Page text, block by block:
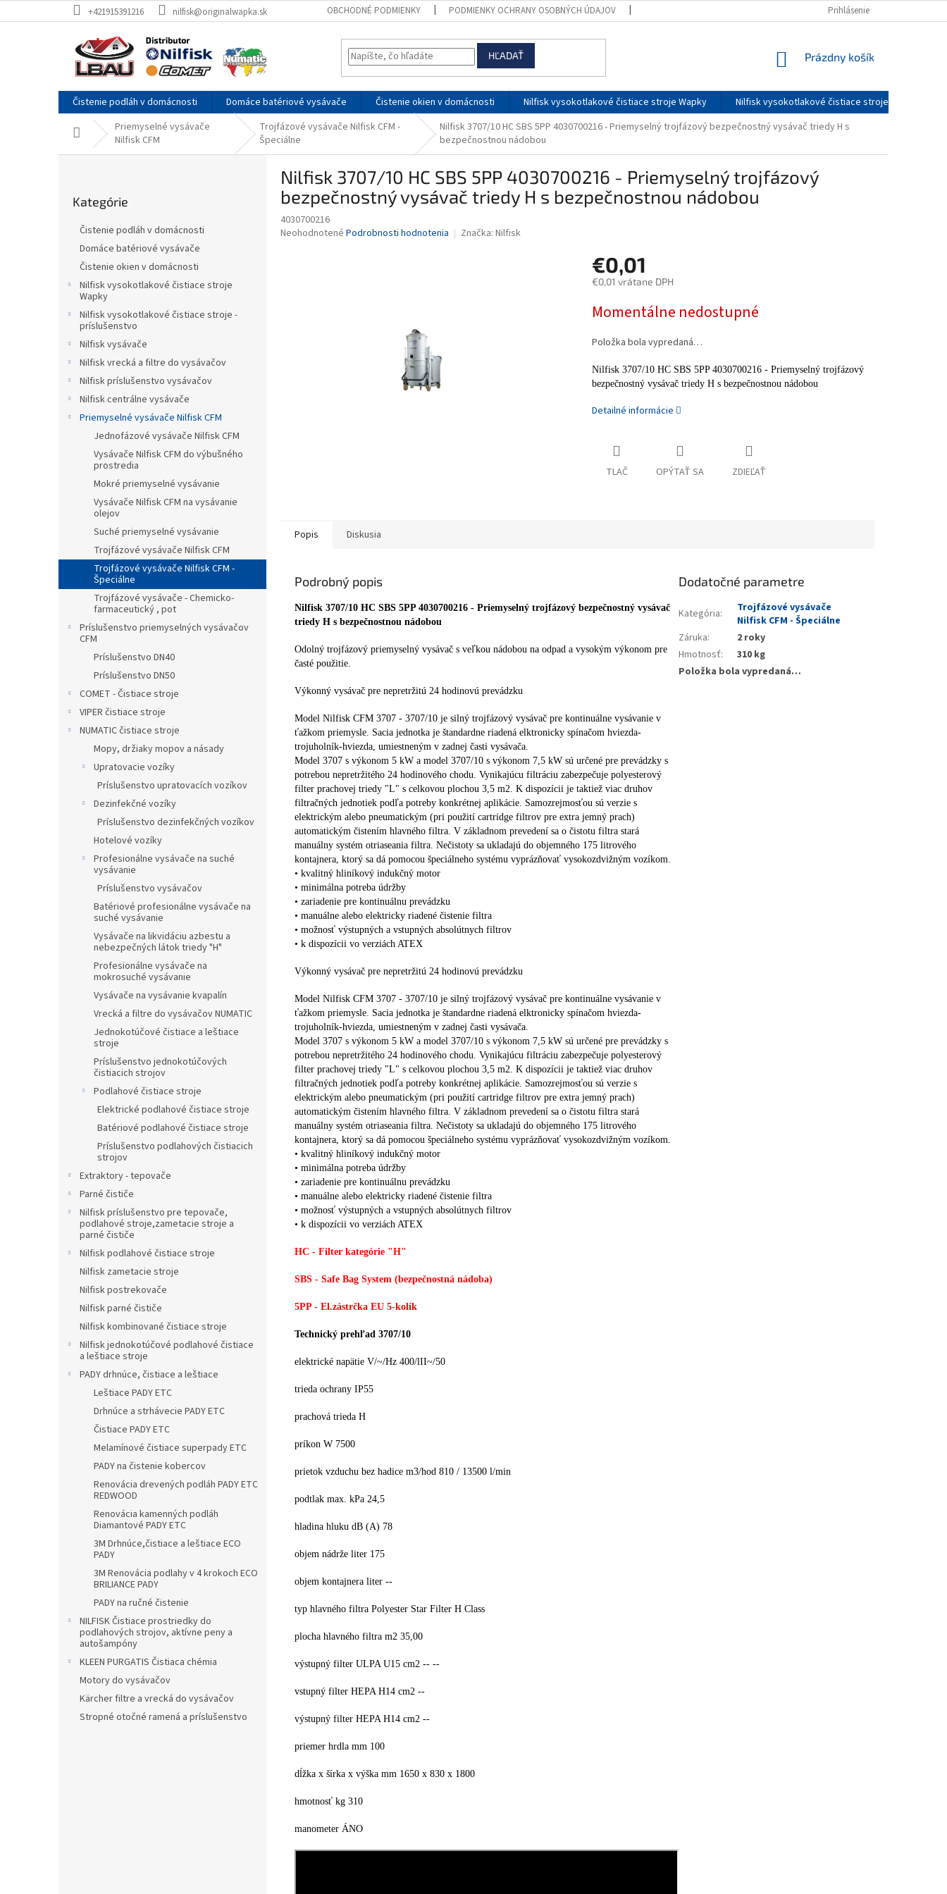
na
+421915391216 nilfisk@originalwapka.sk OBCHODNÉ PODMIENKY PODMIENKY OCHRANY OSOBNÝCH ÚDAJOV SERVIS
Prihlásenie
HĽADAŤ
NÁKUPNÝ
Prázdny košík
Čistenie podláh v domácnosti Domáce batériové vysávače Čistenie okien v domácnosti Nilfisk vysokotlakové čistiace stroje Wapky Nilfisk vysokotlakové čistiace stroje -
DomovPriemyselné vysávače
Nilfisk CFM
Trojfázové vysávače Nilfisk CFM -
Špeciálne
Nilfisk 3707/10 HC SBS 5PP 4030700216 - Priemyselný trojfázový bezpečnostný vysávač triedy H s
bezpečnostnou nádobou
kategórie
Kategórie
Čistenie podláh v domácnosti
Domáce batériové vysávače
Čistenie okien v domácnosti
Nilfisk vysokotlakové čistiace stroje
Wapky
Nilfisk vysokotlakové čistiace stroje -
príslušenstvo
Nilfisk vysávače
Nilfisk vrecká a filtre do vysávačov
Nilfisk príslušenstvo vysávačov
Nilfisk centrálne vysávače
Priemyselné vysávače Nilfisk CFM
Jednofázové vysávače Nilfisk CFM
Vysávače Nilfisk CFM do výbušného
prostredia
Mokré priemyselné vysávanie
Vysávače Nilfisk CFM na vysávanie
olejov
Suché priemyselné vysávanie
Trojfázové vysávače Nilfisk CFM
Trojfázové vysávače Nilfisk CFM -
Špeciálne
Trojfázové vysávače - Chemicko-
farmaceutický , pot
Príslušenstvo priemyselných vysávačov
CFM
Príslušenstvo DN40
Príslušenstvo DN50
COMET - Čistiace stroje
VIPER čistiace stroje
NUMATIC čistiace stroje
Mopy, držiaky mopov a násady
Upratovacie vozíky
Príslušenstvo upratovacích vozíkov
Dezinfekčné vozíky
Príslušenstvo dezinfekčných vozíkov
Hotelové vozíky
Profesionálne vysávače na suché
vysávanie
Príslušenstvo vysávačov
Batériové profesionálne vysávače na
suché vysávanie
Vysávače na likvidáciu azbestu a
nebezpečných látok triedy "H"
Profesionálne vysávače na
mokrosuché vysávanie
Vysávače na vysávanie kvapalín
Vrecká a filtre do vysávačov NUMATIC
Jednokotúčové čistiace a leštiace
stroje
Príslušenstvo jednokotúčových
čistiacich strojov
Podlahové čistiace stroje
Elektrické podlahové čistiace stroje
Batériové podlahové čistiace stroje
Príslušenstvo podlahových čistiacich
strojov
Extraktory - tepovače
Parné čističe
Nilfisk príslušenstvo pre tepovače,
podlahové stroje,zametacie stroje a
parné čističe
Nilfisk podlahové čistiace stroje
Nilfisk zametacie stroje
Nilfisk postrekovače
Nilfisk parné čističe
Nilfisk kombinované čistiace stroje
Nilfisk jednokotúčové podlahové čistiace
a leštiace stroje
PADY drhnúce, čistiace a leštiace
Leštiace PADY ETC
Drhnúce a strhávecie PADY ETC
Čistiace PADY ETC
Melamínové čistiace superpady ETC
PADY na čistenie kobercov
Renovácia drevených podláh PADY ETC
REDWOOD
Renovácia kamenných podláh
Diamantové PADY ETC
3M Drhnúce,čistiace a leštiace ECO
PADY
3M Renovácia podlahy v 4 krokoch ECO
BRILIANCE PADY
PADY na ručné čistenie
NILFISK Čistiace prostriedky do
podlahových strojov, aktívne peny a
autošampóny
KLEEN PURGATIS Čistiaca chémia
Motory do vysávačov
Kärcher filtre a vrecká do vysávačov
Stropné otočné ramená a príslušenstvo
Nilfisk 3707/10 HC SBS 5PP 4030700216 - Priemyselný trojfázový
bezpečnostný vysávač triedy H s bezpečnostnou nádobou
4030700216
Priemerné
Neohodnotené Podrobnosti hodnotenia Značka: Nilfisk
€0,01
€0,01 vrátane DPH
cena:
Momentálne nedostupné
Položka bola vypredaná…
Nilfisk 3707/10 HC SBS 5PP 4030700216 - Priemyselný trojfázový
bezpečnostný vysávač triedy H s bezpečnostnou nádobou
Detailné informácie
TLAČ OPÝTAŤ SA ZDIEĽAŤ
Popis Diskusia
Podrobný popis
Nilfisk 3707/10 HC SBS 5PP 4030700216 - Priemyselný trojfázový bezpečnostný vysávač
triedy H s bezpečnostnou nádobou
Odolný trojfázový priemyselný vysávač s veľkou nádobou na odpad a vysokým výkonom pre
časté použitie.
Výkonný vysávač pre nepretržitú 24 hodinovú prevádzku
Model Nilfisk CFM 3707 - 3707/10 je silný trojfázový vysávač pre kontinuálne vysávanie v
ťažkom priemysle. Sacia jednotka je štandardne riadená elktronicky spínačom hviezda-
trojuholník-hviezda, umiestneným v zadnej časti vysávača.
Model 3707 s výkonom 5 kW a model 3707/10 s výkonom 7,5 kW sú určené pre prevádzky s
potrebou nepretržitého 24 hodinového chodu. Vynikajúcu filtráciu zabezpečuje polyesterový
filter prachovej triedy "L" s celkovou plochou 3,5 m2. K dispozícii je taktiež viac druhov
filtračných jednotiek podľa potreby konkrétnej aplikácie. Samozrejmosťou sú verzie s
elektrickým alebo pneumatickým (pri použití cartridge filtrov pre extra jemný prach)
automatickým čistením hlavného filtra. V základnom prevedení sa o čistotu filtra stará
manuálny systém otriaseania filtra. Nečistoty sa ukladajú do objemného 175 litrového
kontajnera, ktorý sa dá pomocou špeciálneho systému vyprázňovať vysokozdvižným vozíkom.
• kvalitný hliníkový indukčný motor
• minimálna potreba údržby
• zariadenie pre kontinuálnu prevádzku
• manuálne alebo elektricky riadené čistenie filtra
• možnosť výstupných a vstupných absolútnych filtrov
• k dispozícii vo verziách ATEX
Výkonný vysávač pre nepretržitú 24 hodinovú prevádzku
Model Nilfisk CFM 3707 - 3707/10 je silný trojfázový vysávač pre kontinuálne vysávanie v
ťažkom priemysle. Sacia jednotka je štandardne riadená elktronicky spínačom hviezda-
trojuholník-hviezda, umiestneným v zadnej časti vysávača.
Model 3707 s výkonom 5 kW a model 3707/10 s výkonom 7,5 kW sú určené pre prevádzky s
potrebou nepretržitého 24 hodinového chodu. Vynikajúcu filtráciu zabezpečuje polyesterový
filter prachovej triedy "L" s celkovou plochou 3,5 m2. K dispozícii je taktiež viac druhov
filtračných jednotiek podľa potreby konkrétnej aplikácie. Samozrejmosťou sú verzie s
elektrickým alebo pneumatickým (pri použití cartridge filtrov pre extra jemný prach)
automatickým čistením hlavného filtra. V základnom prevedení sa o čistotu filtra stará
manuálny systém otriaseania filtra. Nečistoty sa ukladajú do objemného 175 litrového
kontajnera, ktorý sa dá pomocou špeciálneho systému vyprázňovať vysokozdvižným vozíkom.
• kvalitný hliníkový indukčný motor
• minimálna potreba údržby
• zariadenie pre kontinuálnu prevádzku
• manuálne alebo elektricky riadené čistenie filtra
• možnosť výstupných a vstupných absolútnych filtrov
• k dispozícii vo verziách ATEX
HC - Filter kategórie "H"
SBS - Safe Bag System (bezpečnostná nádoba)
5PP - El.zástrčka EU 5-kolík
Technický prehľad 3707/10
elektrické napätie V/~/Hz 400/lII~/50
trieda ochrany IP55
prachová trieda H
príkon W 7500
prietok vzduchu bez hadice m3/hod 810 / 13500 l/min
podtlak max. kPa 24,5
hladina hluku dB (A) 78
objem nádrže liter 175
objem kontajnera liter --
typ hlavného filtra Polyester Star Filter H Class
plocha hlavného filtra m2 35,00
výstupný filter ULPA U15 cm2 -- --
vstupný filter HEPA H14 cm2 --
výstupný filter HEPA H14 cm2 --
priemer hrdla mm 100
dĺžka x šírka x výška mm 1650 x 830 x 1800
hmotnosť kg 310
manometer ÁNO
Dodatočné parametre
Kategória:
Trojfázové vysávače
Nilfisk CFM - Špeciálne
Záruka:
2 roky
Hmotnosť:
310 kg
Položka bola vypredaná…